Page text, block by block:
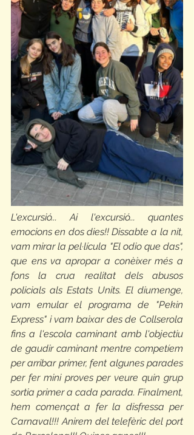
L'excursió... Ai l'excursió... quantes
emocions en dos dies!! Dissabte a la nit,
vam mirar la pel·lícula "El odio que das",
que ens va apropar a conèixer més a
fons la crua realitat dels abusos
policials als Estats Units. El diumenge,
vam emular el programa de "Pekin
Express" i vam baixar des de Collserola
fins a l'escola caminant amb l'objectiu
de gaudir caminant mentre competíem
per arribar primer, fent algunes parades
per fer mini proves per veure quin grup
sortia primer a cada parada. Finalment,
hem començat a fer la disfressa per
Carnaval!!! Anirem del telefèric del port